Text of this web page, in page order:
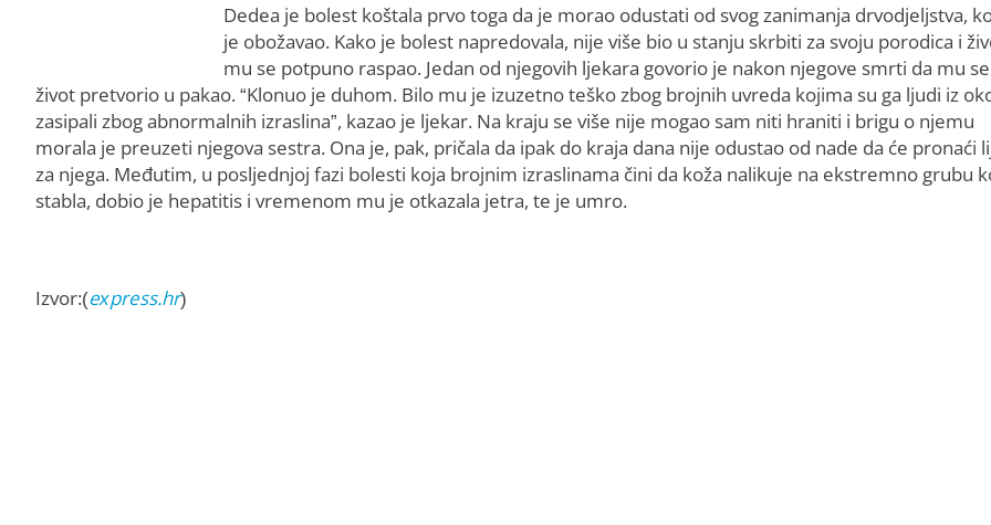
Dedea je bolest koštala prvo toga da je morao odustati od svog zanimanja drvodjeljstva,
je obožavao. Kako je bolest napredovala, nije više bio u stanju skrbiti za svoju porodica i
mu se potpuno raspao. Jedan od njegovih ljekara govorio je nakon njegove smrti da mu se
život pretvorio u pakao. “Klonuo je duhom. Bilo mu je izuzetno teško zbog brojnih uvreda kojima su ga ljudi iz
zasipali zbog abnormalnih izraslina”, kazao je ljekar. Na kraju se više nije mogao sam niti hraniti i brigu o njemu
morala je preuzeti njegova sestra. Ona je, pak, pričala da ipak do kraja dana nije odustao od nade da će pronaći
za njega. Međutim, u posljednjoj fazi bolesti koja brojnim izraslinama čini da koža nalikuje na ekstremno grubu
stabla, dobio je hepatitis i vremenom mu je otkazala jetra, te je umro.
Izvor:(express.hr)